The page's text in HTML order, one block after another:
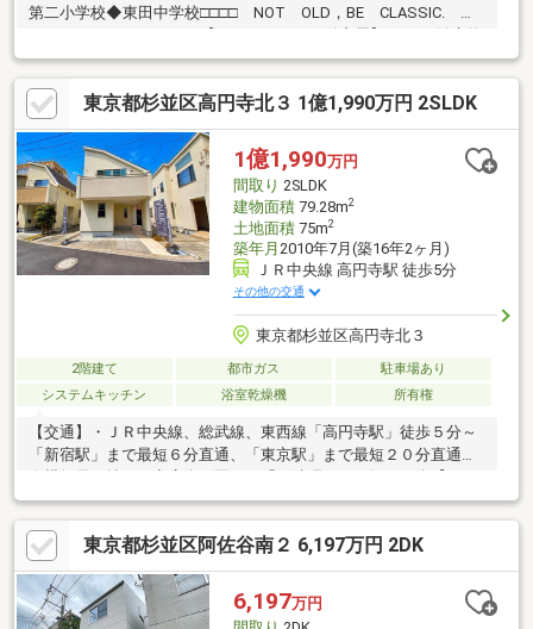
第二小学校◆東田中学校□□□□ NOT OLD，BE CLASSIC.
にまで顧客主義を貫く事をお約束いたします■都心エリアに特化
した情報網を駆使し、最良の不動産をご提案■住宅ローンシュミ
レーション無料相談会 毎日随時開催中■ウォールメイトオリジ
ナルの住宅購入・住替え等について 分かりやすく解説したガイド
ブックをご希望者様に【無料プレゼント】～弊社ホームページ～
https://wallmate.co.jp/～
東京都杉並区高円寺北３ 1億1,990万円 2SLDK
1億1,990万円
間取り 2SLDK
建物面積79.28m2
土地面積75m2
築年月 2010年7月(築16年2ヶ月)
ＪＲ中央線 高円寺駅 徒歩5分
その他の交通
東京都杉並区高円寺北３
2階建て 都市ガス
駐車場あり
システムキッチン
浴室乾燥機 所有権
【交通】・ＪＲ中央線、総武線、東西線「高円寺駅」徒歩５分～
「新宿駅」まで最短６分直通、「東京駅」まで最短２０分直通～
ＩＮＴ】・陽当たりとプライバシーが守られる２階リビング・キ
ッチンは半独立しており、匂いや煙を抑えられます【設備】・各
居室エアコン・食器洗浄乾燥機・ビルトイン浄水器・浴室暖房乾
燥機・浴室TV・オートバス・シャワートイレ・ＴＶモニター付き
インターホンなど【リフォーム内容】・屋根、外壁新規塗装・バ
ルコニー防水・キッチン、浴室、洗面化粧台、トイレ・クロス張
東京都杉並区阿佐谷南２ 6,197万円 2DK
6,197万円